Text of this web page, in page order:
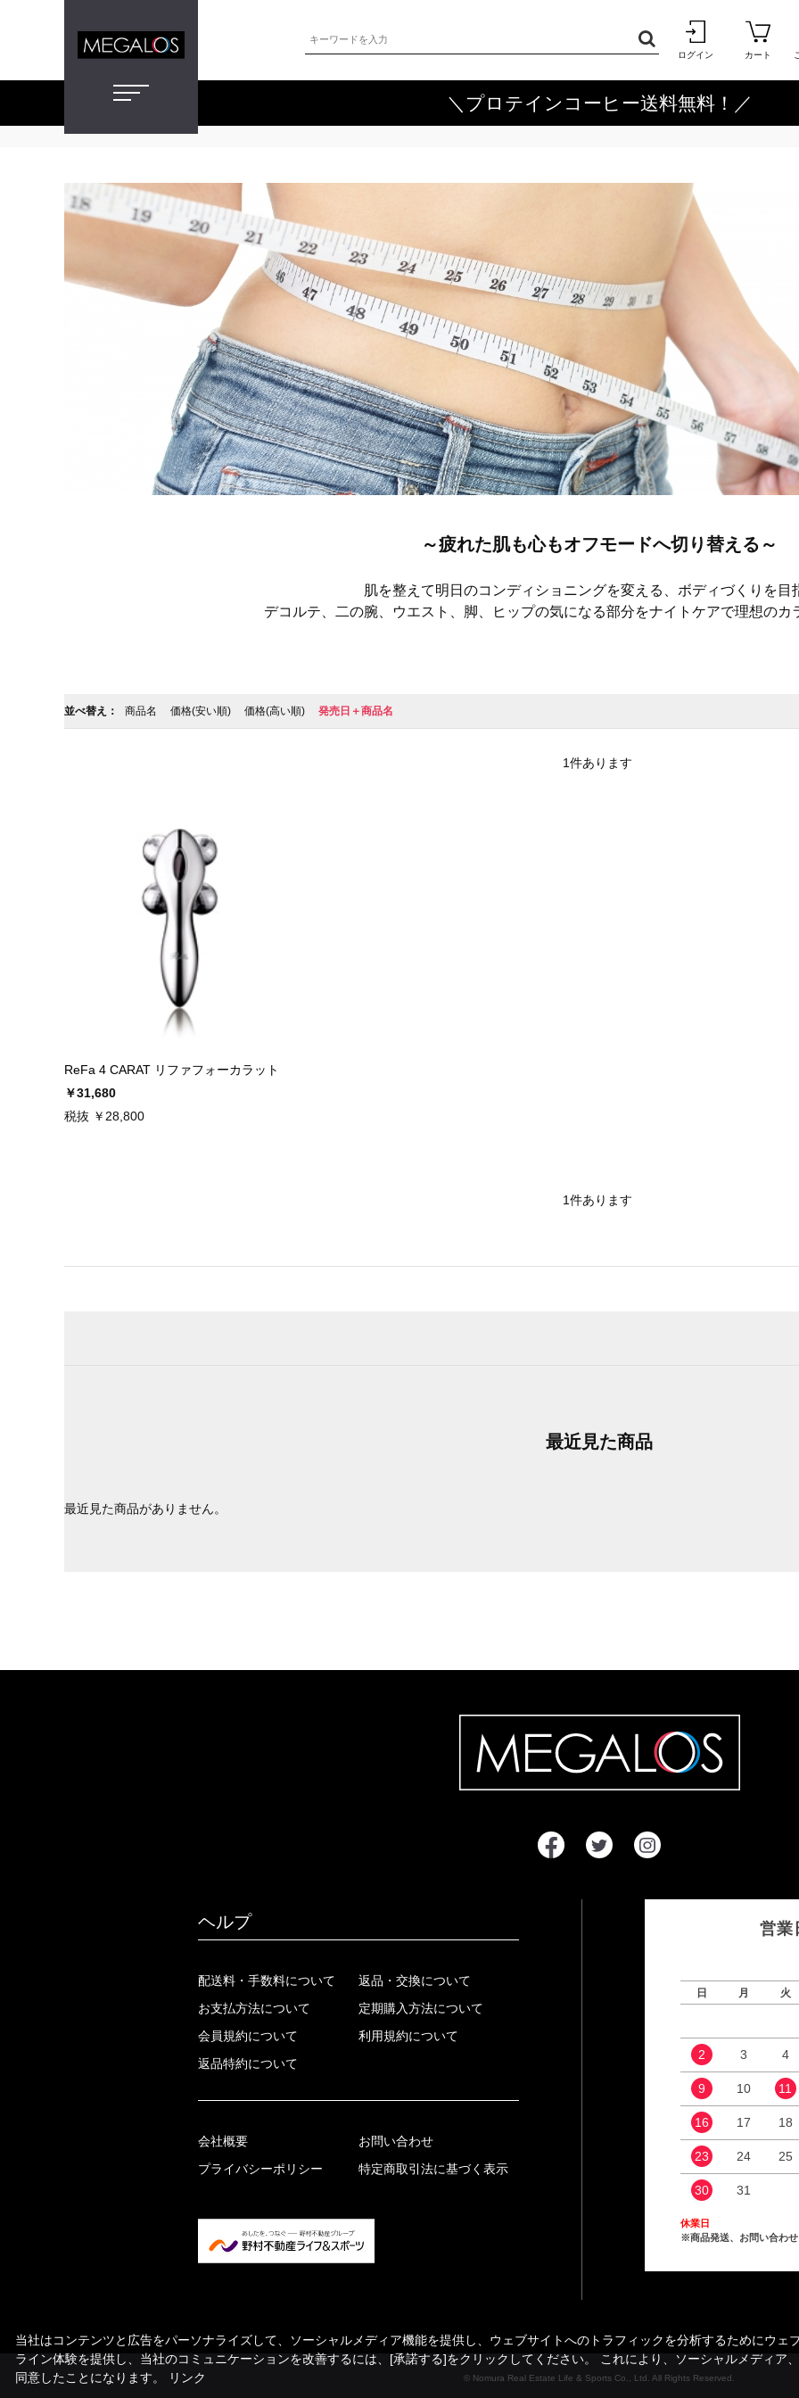
ログイン カート
＼プロテインコーヒー送料無料！／
～疲れた肌も心もオフモードへ切り替える～
肌を整えて明日のコンディショニングを変える、ボディづくりを目
デコルテ、二の腕、ウエスト、脚、ヒップの気になる部分をナイトケアで理想のカ
並べ替え： 商品名 価格(安い順) 価格(高い順) 発売日＋商品名
1件あります
ReFa 4 CARAT リファフォーカラット
￥31,680
税抜 ￥28,800
1件あります
最近見た商品
最近見た商品がありません。
ヘルプ
配送料・手数料について
お支払方法について
会員規約について
返品特約について
返品・交換について
定期購入方法について
利用規約について
会社概要
プライバシーポリシー
お問い合わせ
特定商取引法に基づく表示
営業
日 月 火
2 3 4
9 10 11
16 17 18
23 24 25
30 31
休業日
※商品発送、お問い合わせ
© Nomura Real Estate Life & Sports Co., Ltd. All Rights Reserved.
当社はコンテンツと広告をパーソナライズして、ソーシャルメディア機能を提供し、ウェブサイトへのトラフィックを分析するためにウェ
ライン体験を提供し、当社のコミュニケーションを改善するには、[承諾する]をクリックしてください。 これにより、ソーシャルメディア
同意したことになります。
リンク